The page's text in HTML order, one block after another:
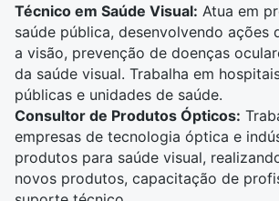
Técnico em Saúde Visual: Atua em
saúde pública, desenvolvendo ações
a visão, prevenção de doenças
da saúde visual. Trabalha em
públicas e unidades de saúde.
Consultor de Produtos Ópticos:
empresas de tecnologia óptica e
produtos para saúde visual,
novos produtos, capacitação de